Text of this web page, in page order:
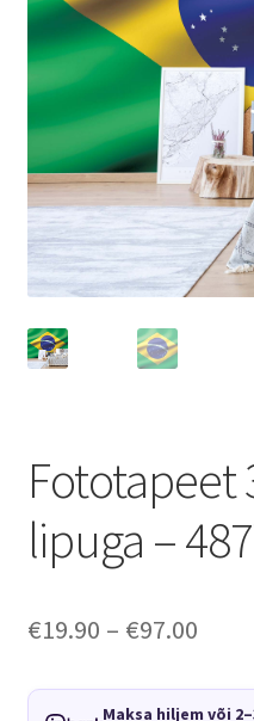
Fototapeet
lipuga –
€19.90 – €97.00Price
Maksa hiljem või